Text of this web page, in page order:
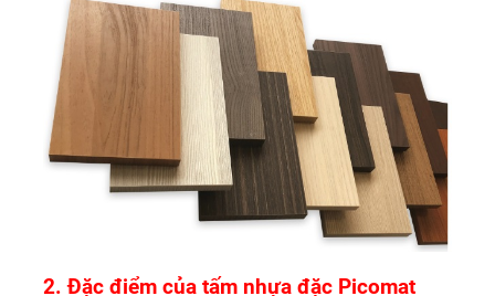
2. Đặc điểm của tấm nhựa đặc Picomat